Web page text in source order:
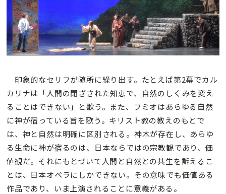
印象的なセリフが随所に繰り出す。たとえば第2幕でカル
カリナは「人間の閉ざされた知恵で、自然のしくみを変え
ることはできない」と歌う。また、フミオはあらゆる自然
に神が宿っている旨を歌う。キリスト教の教えのもとで
は、神と自然は明確に区別される。神木が存在し、あらゆ
る生命に神が宿るのは、日本ならではの宗教観であり、価
値観だ。それにもとづいて人間と自然との共生を訴えるこ
とは、日本オペラにしかできない。その意味でも価値ある
作品であり、いま上演されることに意義がある。